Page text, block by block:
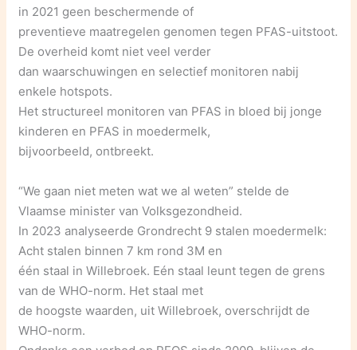
in 2021 geen beschermende of
preventieve maatregelen genomen tegen PFAS-uitstoot.
De overheid komt niet veel verder
dan waarschuwingen en selectief monitoren nabij
enkele hotspots.
Het structureel monitoren van PFAS in bloed bij jonge
kinderen en PFAS in moedermelk,
bijvoorbeeld, ontbreekt.
“We gaan niet meten wat we al weten” stelde de
Vlaamse minister van Volksgezondheid.
In 2023 analyseerde Grondrecht 9 stalen moedermelk:
Acht stalen binnen 7 km rond 3M en
één staal in Willebroek. Eén staal leunt tegen de grens
van de WHO-norm. Het staal met
de hoogste waarden, uit Willebroek, overschrijdt de
WHO-norm.